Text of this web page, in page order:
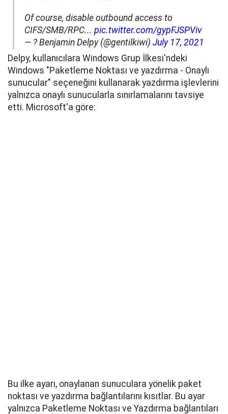
Of course, disable outbound access to
CIFS/SMB/RPC... pic.twitter.com/gypFJSPViv
— ? Benjamin Delpy (@gentilkiwi) July 17, 2021
Delpy, kullanıcılara Windows Grup İlkesi'ndeki
Windows "Paketleme Noktası ve yazdırma - Onaylı
sunucular" seçeneğini kullanarak yazdırma işlevlerini
yalnızca onaylı sunucularla sınırlamalarını tavsiye
etti. Microsoft'a göre:
Bu ilke ayarı, onaylanan sunuculara yönelik paket
noktası ve yazdırma bağlantılarını kısıtlar. Bu ayar
yalnızca Paketleme Noktası ve Yazdırma bağlantıları